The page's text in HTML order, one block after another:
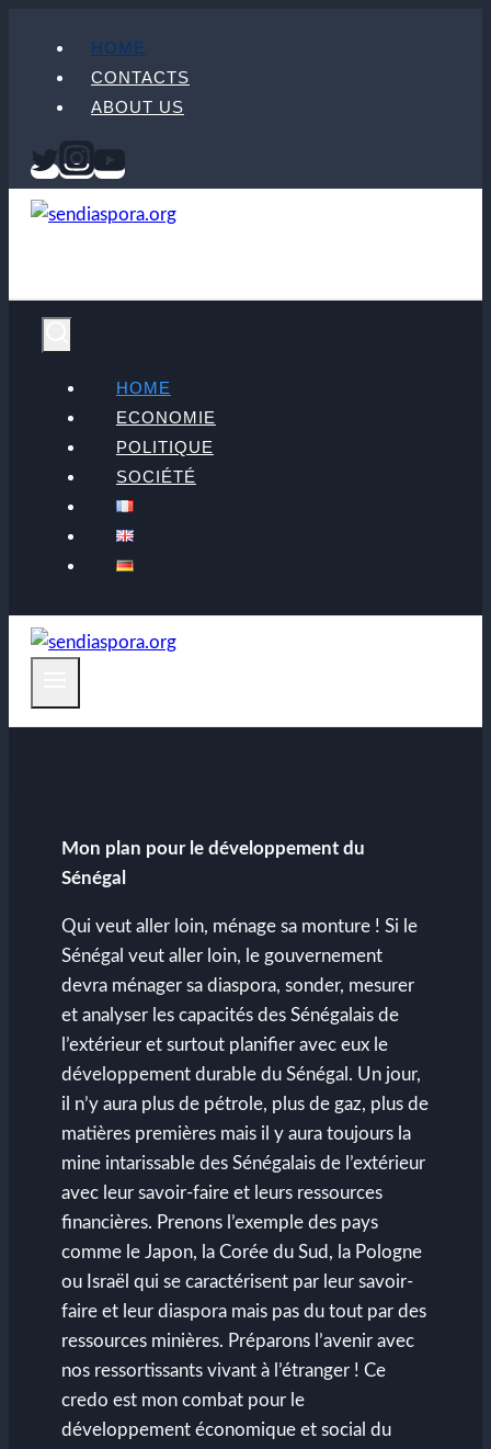
contenu
HOME
CONTACTS
ABOUT US
HOME
ECONOMIE
POLITIQUE
SOCIÉTÉ
Mon plan pour le développement du
Sénégal
Qui veut aller loin, ménage sa monture ! Si le
Sénégal veut aller loin, le gouvernement
devra ménager sa diaspora, sonder, mesurer
et analyser les capacités des Sénégalais de
l’extérieur et surtout planifier avec eux le
développement durable du Sénégal. Un jour,
il n’y aura plus de pétrole, plus de gaz, plus de
matières premières mais il y aura toujours la
mine intarissable des Sénégalais de l’extérieur
avec leur savoir-faire et leurs ressources
financières. Prenons l’exemple des pays
comme le Japon, la Corée du Sud, la Pologne
ou Israël qui se caractérisent par leur savoir-
faire et leur diaspora mais pas du tout par des
ressources minières. Préparons l’avenir avec
nos ressortissants vivant à l’étranger ! Ce
credo est mon combat pour le
développement économique et social du